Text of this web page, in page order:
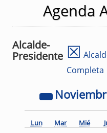
Agenda
Alcalde-
Presidente ☒
Completa
Lun Mar Mié